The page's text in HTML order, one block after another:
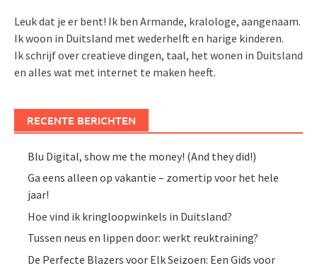
Leuk dat je er bent! Ik ben Armande, kralologe, aangenaam.
Ik woon in Duitsland met wederhelft en harige kinderen.
Ik schrijf over creatieve dingen, taal, het wonen in Duitsland
en alles wat met internet te maken heeft.
RECENTE BERICHTEN
Blu Digital, show me the money! (And they did!)
Ga eens alleen op vakantie – zomertip voor het hele
jaar!
Hoe vind ik kringloopwinkels in Duitsland?
Tussen neus en lippen door: werkt reuktraining?
De Perfecte Blazers voor Elk Seizoen: Een Gids voor